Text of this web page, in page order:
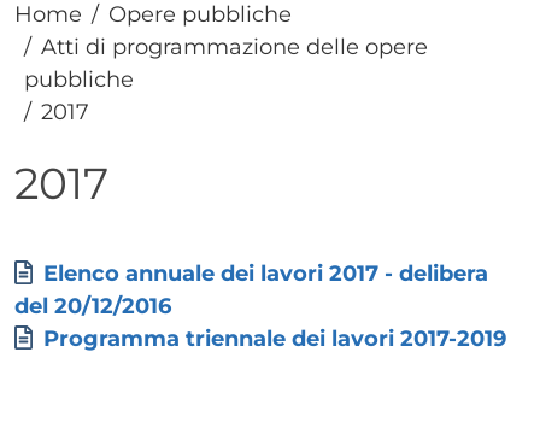
Home
Opere pubbliche
Atti di programmazione delle opere
pubbliche
2017
2017
Paragrafo
Allegati
Documento
Elenco annuale dei lavori 2017 - delibera
del 20/12/2016
Documento
Programma triennale dei lavori 2017-2019